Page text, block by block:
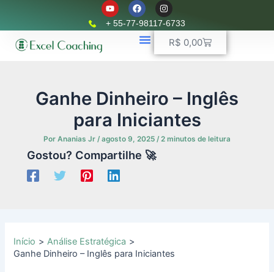
conteúdo
Y
o
u
t
F
a
c
e
b
o
I
n
s
t
r
+ 55-77-98117-6733
R$ 0,00Carrinho
Ganhe Dinheiro – Inglês
para Iniciantes
Por Ananias Jr /agosto 9, 2025 /2 minutos de leitura
Gostou? Compartilhe 🚀
Início
Análise Estratégica
Ganhe Dinheiro – Inglês para Iniciantes